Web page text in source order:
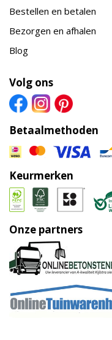
Bestellen en betalen
Bezorgen en afhalen
Blog
Volg ons
Betaalmethoden
Keurmerken
Onze partners